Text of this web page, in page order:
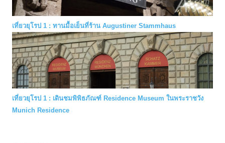
เที่ยวยุโรป 1 : ทานมื้อเย็นที่ร้าน Augustiner Stammhaus
เที่ยวยุโรป 1 : เดินชมพิพิธภัณฑ์ Residence Museum ในพระราชวัง
Munich Residence